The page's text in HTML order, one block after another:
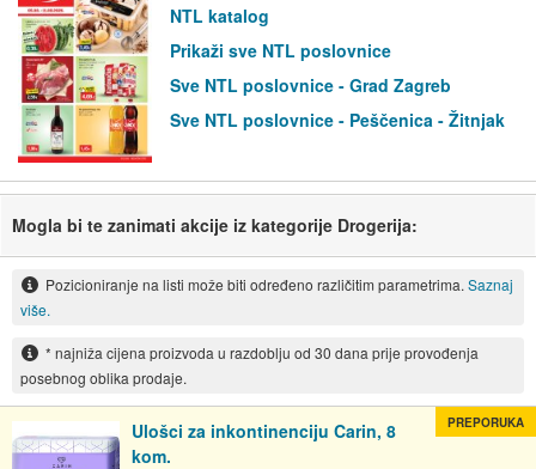
NTL katalog
Prikaži sve NTL poslovnice
Sve NTL poslovnice - Grad Zagreb
Sve NTL poslovnice - Peščenica - Žitnjak
Mogla bi te zanimati akcije iz kategorije Drogerija:
Pozicioniranje na listi može biti određeno različitim parametrima. Saznaj
više.
* najniža cijena proizvoda u razdoblju od 30 dana prije provođenja
posebnog oblika prodaje.
Ulošci za inkontinenciju Carin, 8
kom.
PREPORUKA